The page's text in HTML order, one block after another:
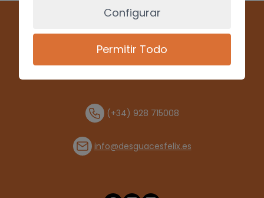
(+34) 928 715008
info@desguacesfelix.es
Configurar
Permitir Todo